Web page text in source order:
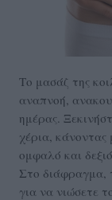
Το μασάζ της
αναπνοή,
ημέρας.
χέρια,
ομφαλό και
Στο διάφραγμα,
για να νιώσετε